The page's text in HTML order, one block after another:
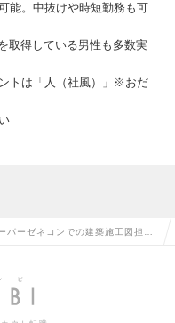
能。中抜けや時短勤務も可
取得している男性も多数実
トは「人（社風）」※おだ
ーパーゼネコンでの建築施工図担
なし型の採用も有りの求人情報